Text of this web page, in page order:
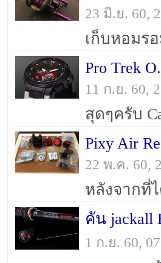
23 มิ.ย. 60,
Pro Trek
11 ก.ย. 60,
Pixy Air
22 พ.ค. 60,
คัน jackall
1 ก.ย. 60,